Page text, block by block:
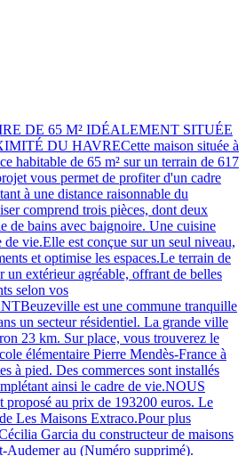
DE 65 M² IDÉALEMENT SITUÉE
DU HAVRECette maison située à
habitable de 65 m² sur un terrain de 617
vous permet de profiter d'un cadre
à une distance raisonnable du
comprend trois pièces, dont deux
de bains avec baignoire. Une cuisine
de vie.Elle est conçue sur un seul niveau,
et optimise les espaces.Le terrain de
un extérieur agréable, offrant de belles
selon vos
est une commune tranquille
un secteur résidentiel. La grande ville
23 km. Sur place, vous trouverez le
élémentaire Pierre Mendès-France à
à pied. Des commerces sont installés
ainsi le cadre de vie.NOUS
au prix de 193200 euros. Le
Les Maisons Extraco.Pour plus
Garcia du constructeur de maisons
Audemer au (Numéro supprimé).